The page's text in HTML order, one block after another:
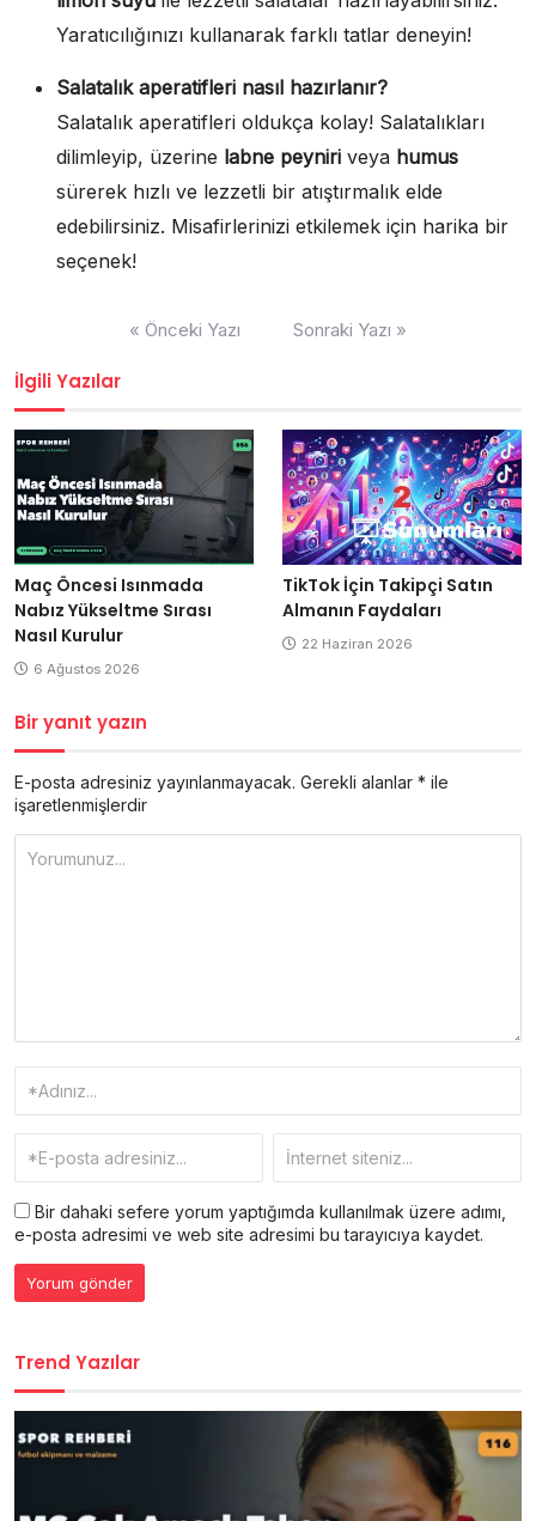
Yaratıcılığınızı kullanarak farklı tatlar deneyin!
Salatalık aperatifleri nasıl hazırlanır?
Salatalık aperatifleri oldukça kolay! Salatalıkları
dilimleyip, üzerine labne peyniri veya humus
sürerek hızlı ve lezzetli bir atıştırmalık elde
edebilirsiniz. Misafirlerinizi etkilemek için harika bir
seçenek!
« Önceki Yazı Sonraki Yazı »
İlgili Yazılar
Maç Öncesi Isınmada
Nabız Yükseltme Sırası
Nasıl Kurulur
6 Ağustos 2026
TikTok İçin Takipçi Satın
Almanın Faydaları
22 Haziran 2026
Bir yanıt yazın
E-posta adresiniz yayınlanmayacak. Gerekli alanlar * ile
işaretlenmişlerdir
Bir dahaki sefere yorum yaptığımda kullanılmak üzere adımı,
e-posta adresimi ve web site adresimi bu tarayıcıya kaydet.
Trend Yazılar